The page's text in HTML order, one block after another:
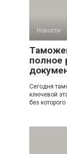
Новости
полное
Сегодня
ключевой
без